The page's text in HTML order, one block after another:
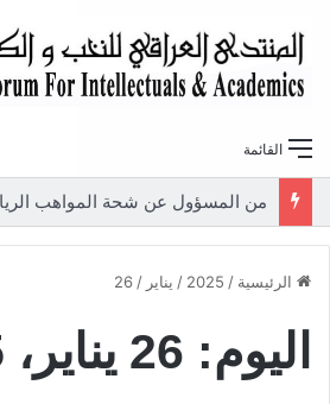
القائمة
من المسؤول عن شحة المواهب
الرئيسية /
2025
/ يناير /
26
اليوم: 26 يناير، 2025